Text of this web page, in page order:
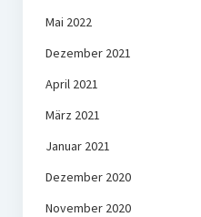
Mai 2022
Dezember 2021
April 2021
März 2021
Januar 2021
Dezember 2020
November 2020